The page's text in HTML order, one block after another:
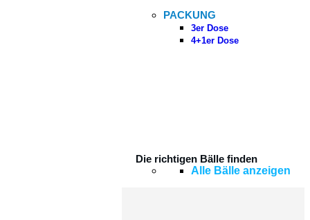
PACKUNG
3er Dose
4+1er Dose
Die richtigen Bälle finden
Alle Bälle anzeigen